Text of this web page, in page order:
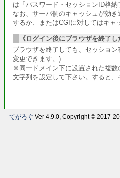
は「パスワード・セッションID格
なお、サーバ側のキャッシュが効
するか、またはCGIに対してはキャ
《ログイン後にブラウザを終了し
ブラウザを終了しても、セッショ
変更できます。)
※同一ドメイン下に設置された複
文字列を設定して下さい。すると、
てがろぐ Ver 4.9.0, Copyright © 2017-